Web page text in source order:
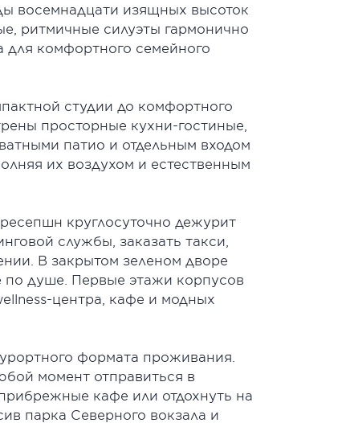
восемнадцати изящных высоток
ритмичные силуэты гармонично
комфортного семейного
студии до комфортного
просторные кухни-гостиные,
патио и отдельным входом
их воздухом и естественным
круглосуточно дежурит
службы, заказать такси,
В закрытом зеленом дворе
по душе. Первые этажи корпусов
центра, кафе и модных
формата проживания.
момент отправиться в
кафе или отдохнуть на
парка Северного вокзала и